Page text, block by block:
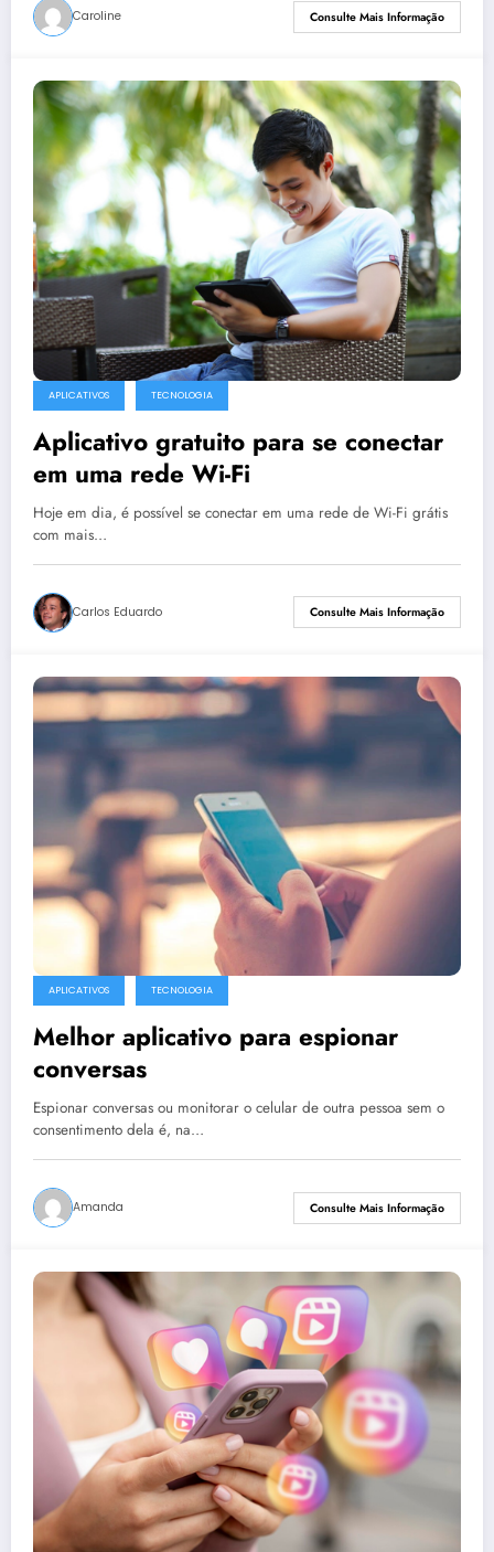
Caroline Consulte Mais Informação
APLICATIVOS TECNOLOGIA
Aplicativo gratuito para se conectar
em uma rede Wi-Fi
Hoje em dia, é possível se conectar em uma rede de Wi-Fi grátis
com mais…
Carlos Eduardo Consulte Mais Informação
APLICATIVOS TECNOLOGIA
Melhor aplicativo para espionar
conversas
Espionar conversas ou monitorar o celular de outra pessoa sem o
consentimento dela é, na…
Amanda Consulte Mais Informação